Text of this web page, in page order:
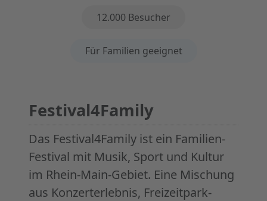
12.000 Besucher
Für Familien geeignet
Festival4Family
Das Festival4Family ist ein Familien-
Festival mit Musik, Sport und Kultur
im Rhein-Main-Gebiet. Eine Mischung
aus Konzerterlebnis, Freizeitpark-